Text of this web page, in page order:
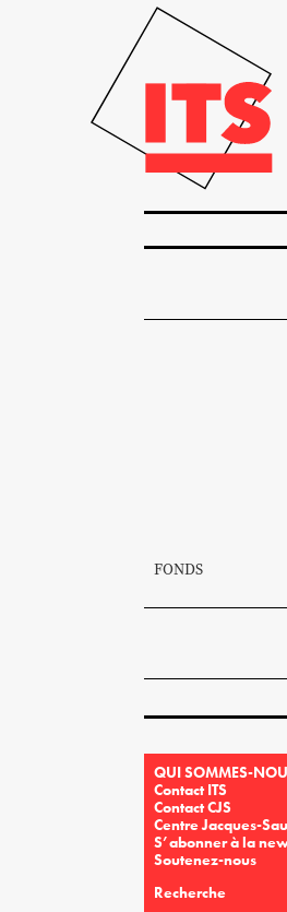
FONDS
QUI SOMMES-
Contact ITS
Contact CJS
Centre Jacques-
S’abonner à la
Soutenez-nous
Recherche